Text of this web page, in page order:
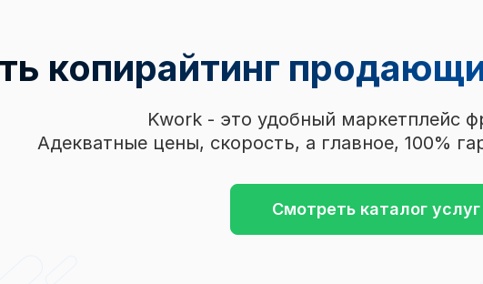
копирайтинг
Kwork - это удобный маркетплейс
Адекватные цены, скорость, а главное, 100%
Смотреть каталог услуг